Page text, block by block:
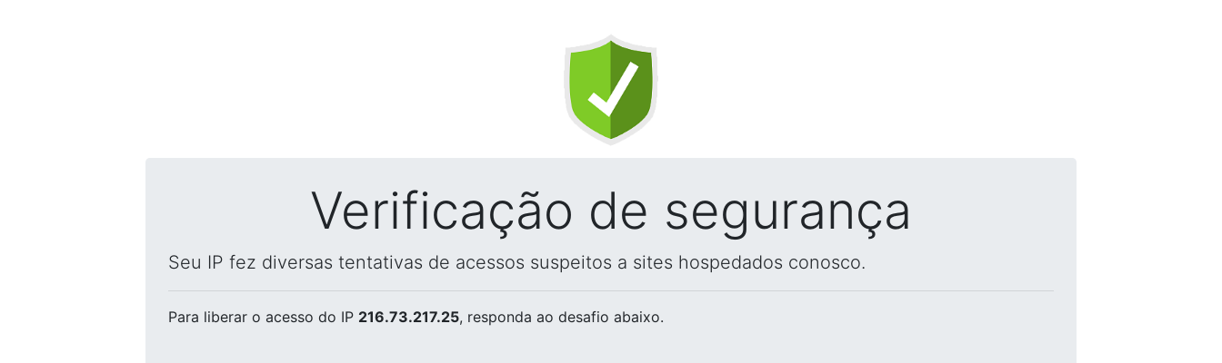
Verificação de segurança
Seu IP fez diversas tentativas de acessos suspeitos a sites hospedados conosco.
Para liberar o acesso do IP 216.73.217.25, responda ao desafio abaixo.